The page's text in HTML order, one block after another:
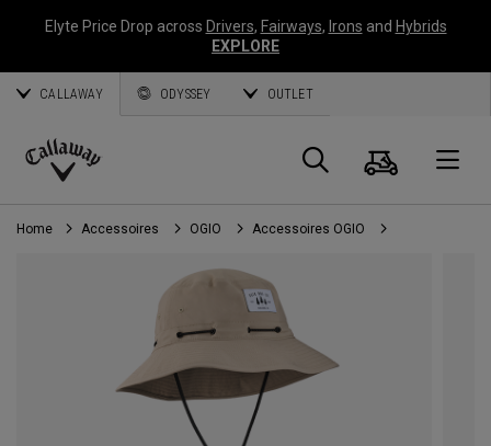
Elyte Price Drop across Drivers, Fairways, Irons and Hybrids
EXPLORE
CALLAWAY ODYSSEY OUTLET
Callaway
Golf
Panier
Home Accessoires OGIO Accessoires OGIO